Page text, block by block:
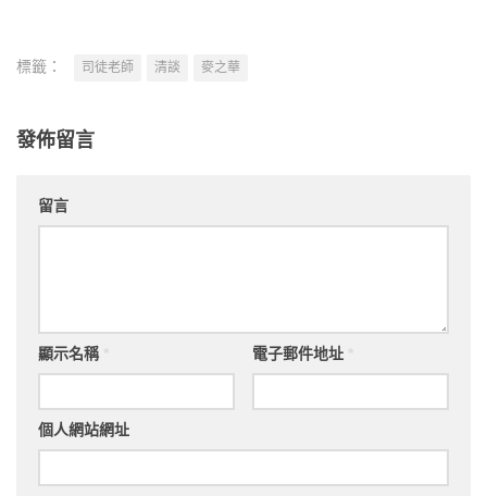
標籤： 司徒老師 清談 麥之華
發佈留言
留言
顯示名稱 電子郵件地址
個人網站網址